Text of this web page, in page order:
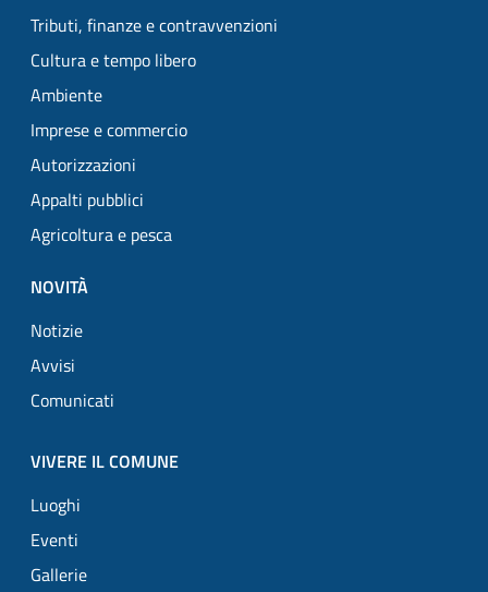
Tributi, finanze e contravvenzioni
Cultura e tempo libero
Ambiente
Imprese e commercio
Autorizzazioni
Appalti pubblici
Agricoltura e pesca
NOVITÀ
Notizie
Avvisi
Comunicati
VIVERE IL COMUNE
Luoghi
Eventi
Gallerie